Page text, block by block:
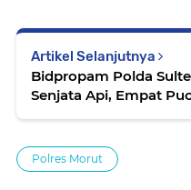
Artikel Selanjutnya
Bidpropam Polda
Senjata Api, Empat
Polres Morut